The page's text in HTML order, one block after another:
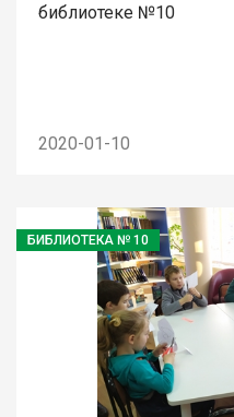
библиотеке №10
2020-01-10
БИБЛИОТЕКА № 10